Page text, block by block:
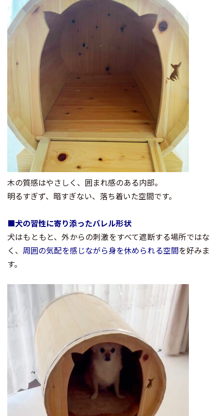
木の質感はやさしく、囲まれ感のある内部。
明るすぎず、暗すぎない、落ち着いた空間です。
■犬の習性に寄り添ったバレル形状
犬はもともと、外からの刺激をすべて遮断する場所ではな
く、 周囲の気配を感じながら身を休められる空間を好みま
す。